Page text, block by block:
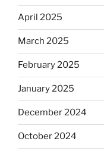
April 2025
March 2025
February 2025
January 2025
December 2024
October 2024